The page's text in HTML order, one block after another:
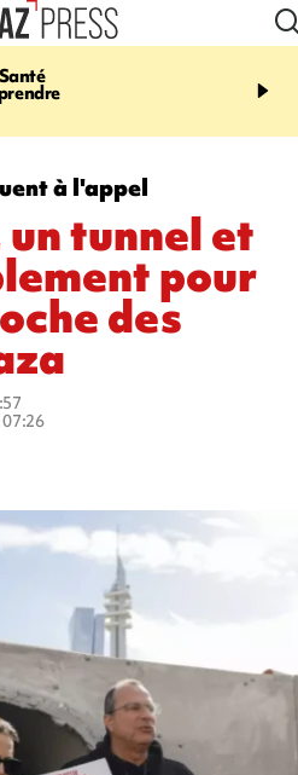
11:20
de nouilles pimentées
à l'appel
tunnel et
pour
des